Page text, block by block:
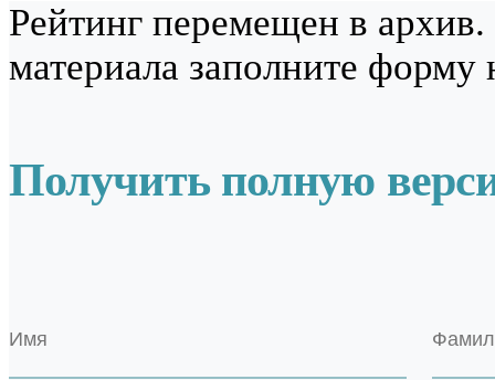
Рейтинг перемещен в
материала заполните форму
Получить полную